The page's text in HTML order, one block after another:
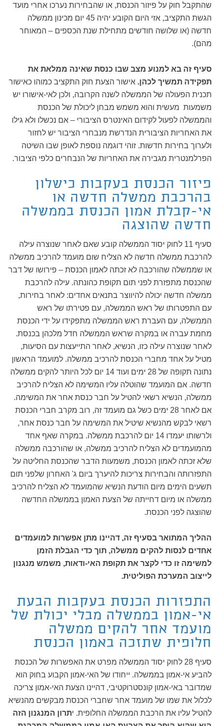
שהתקבל חוק על פיזור הכנסת, או שהבחירות נערכו אחרי מועד
הגשת התקציב, אזי היום הקובע יהיה 45 יום מכינון ממשלה
חדשה (או שלושה חודשים מתחילת שנת הכספים – המאוחר
מהם).
סעיף זה בא למנוע מצב שבו כנסת שאינה ממלאת את
תפקידה תמשיך לכהן. אישור הצעת חוק התקציב כמוהו כאישור
תכנית הפעולה של הממשלה לשנה הקרובה, ולכן לאי-אישורו יש
משמעות מעשית והוא משמש מבחן ליכולת של הכנסת
והממשלה לפעול לקידום האינטרס הציבורי – אם נכשלו ולא גילו
את האחריות הציבורית הנדרשת מנבחרי הציבור יש לחזור
ולערוך בחירות חדשות. זוהי דוגמה נוספת לאופן שבו השיטה
הפרלמנטרית מגבירה את האחריות של הנבחרים כלפי הציבור.
פיזור הכנסת בעקבות כישלון
בהרכבת ממשלה חדשה או
אי-קבלת אמון הכנסת בממשלה
חדשה שהוצגה
סעיף 11 לחוק יסוד הממשלה קובע שאם לאחר שנוצרה עילה
להרכבת ממשלה חדשה לא הצליח שום מועמד להרכיב ממשלה
או שממשלה שהורכבה לא זכתה לאמון הכנסת – פירושו של דבר
שהכנסת מתפזרת לפני תום תקופת כהונתה. עילה להרכבת
ממשלה חדשה יכולה להיווצר בתנאים אחדים: לאחר בחירות,
עם התפטרותו של ראש הממשלה, עם פטירתו של ראש
הממשלה, עם העברת ראש הממשלה מתפקידו על ידי הכנסת
מחמת עברה או במקרה שראש הממשלה חדל מלכהן בכנסת.
לאחר שנוצרה עילה כזו, הנשיא, לאחר התייעצות עם הסיעות,
מטיל על אחד מחברי הכנסת להרכיב ממשלה. למועמד הראשון
נתונה תקופה של 28 ימים ועוד 14 יום לכל היותר להקים ממשלה
חדשה. אם המועמד שהוטלה עליו המשימה לא הצליח להרכיב
ממשלה, הנשיא רשאי להטיל על חבר כנסת אחר את המשימה.
אם לאחר 28 ימים כשל גם מועמד זה, רוב מקרב חברי הכנסת
רשאי לבקש מהנשיא שיטיל את המשימה על חבר כנסת אחר,
ולרשותו יעמדו 14 יום להרכבת ממשלה. במקרה שאף אחד
מהמועמדים לא הצליח להרכיב ממשלה, או שהורכבה ממשלה
שלא זכתה לאמון הכנסת, משמעות הדבר שהכנסת החליטה על
התפזרותה והבחירות צריכות להיערך ביום ג' האחרון שלפני תום
תשעים הימים מיום הודעת הנשיא שהמועמד לא הצליח להרכיב
ממשלה או מיום דחייתה של הצעת האמון בממשלה החדשה
שהוצגה לפני הכנסת.
ההליך המתואר בסעיף זה, דהיינו מתן אפשרות למועמדים
אחדים לנסות להקים ממשלה, תוך כדי הגבלת הזמן
למשימה זו כדי לקצר את תקופת האי-ודאות, משמש מנגנון
לייצוב המערכת הפוליטית.
התפזרות הכנסת בעקבות הבעת
אי-אמון בממשלה מבלי יכולת של
מועמד אחר להקים ממשלה
חלופית שתזכה באמון הכנסת
סעיף 28 לחוק יסוד הממשלה מפרט את האפשרות של הכנסת
להביע אי-אמון בממשלה. ייחודו של האי-אמון הקבוע בחוק הוא
שמדובר באי-אמון קונסטרוקטיבי, דהיינו הצעת האי-אמון צריכה
לכלול את שמו של מועמד אחר שחברי הכנסת מבקשים מהנשיא
להטיל עליו את הרכבת הממשלה החלופית. יתרון המנגנון הזה